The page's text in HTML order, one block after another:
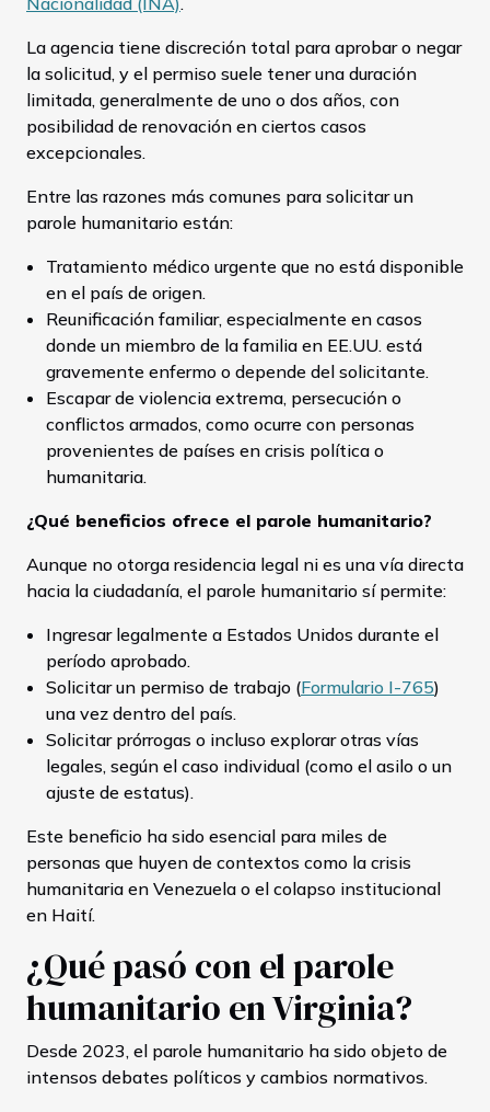
La agencia tiene discreción total para aprobar o negar
la solicitud, y el permiso suele tener una duración
limitada, generalmente de uno o dos años, con
posibilidad de renovación en ciertos casos
excepcionales.
Entre las razones más comunes para solicitar un
parole humanitario están:
Tratamiento médico urgente que no está disponible
en el país de origen.
Reunificación familiar, especialmente en casos
donde un miembro de la familia en EE.UU. está
gravemente enfermo o depende del solicitante.
Escapar de violencia extrema, persecución o
conflictos armados, como ocurre con personas
provenientes de países en crisis política o
humanitaria.
¿Qué beneficios ofrece el parole humanitario?
Aunque no otorga residencia legal ni es una vía directa
hacia la ciudadanía, el parole humanitario sí permite:
Ingresar legalmente a Estados Unidos durante el
período aprobado.
Solicitar un permiso de trabajo (Formulario I-765)
una vez dentro del país.
Solicitar prórrogas o incluso explorar otras vías
legales, según el caso individual (como el asilo o un
ajuste de estatus).
Este beneficio ha sido esencial para miles de
personas que huyen de contextos como la crisis
humanitaria en Venezuela o el colapso institucional
en Haití.
¿Qué pasó con el parole
humanitario en Virginia?
Desde 2023, el parole humanitario ha sido objeto de
intensos debates políticos y cambios normativos.